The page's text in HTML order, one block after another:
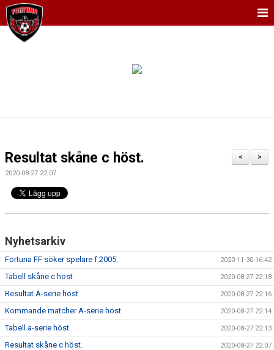
HEM
BILDGALLERI
DOKUMENT
>
<
Resultat skåne c höst.
2020-08-27 22:07
Nyhetsarkiv
Fortuna FF söker spelare f.2005. 2020-11-30 16:42
Tabell skåne c höst 2020-08-27 22:18
Resultat A-serie höst 2020-08-27 22:16
Kommande matcher A-serie höst 2020-08-27 22:14
Tabell a-serie höst 2020-08-27 22:13
Resultat skåne c höst. 2020-08-27 22:07